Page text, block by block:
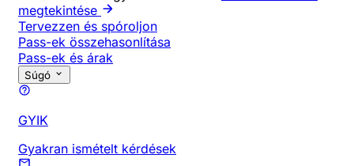
megtekintése
Tervezzen és spóroljon
Pass-ek összehasonlítása
Pass-ek és árak
Súgó
GYIK
Gyakran ismételt kérdések